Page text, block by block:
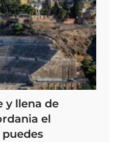
y llena de
el